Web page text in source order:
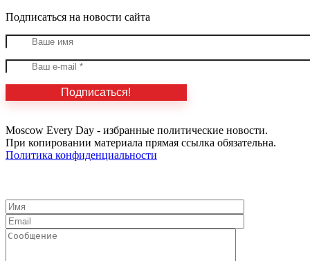
Подписаться на новости сайта
Moscow Every Day - избранные политические новости.
При копировании материала прямая ссылка обязательна.
Политика конфиденциальности